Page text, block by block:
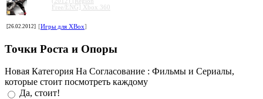
Free/ENG] Xbox 360
[26.02.2012] [Игры для XBox]
Точки Роста и Опоры
Новая Категория На Согласование : Фильмы и Сериалы,
которые стоит посмотреть каждому
Да, стоит!